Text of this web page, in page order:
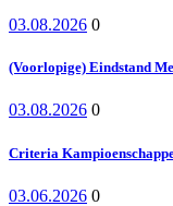
03.08.2026 0
(Voorlopige) Eindstand
03.08.2026 0
Criteria
03.06.2026 0